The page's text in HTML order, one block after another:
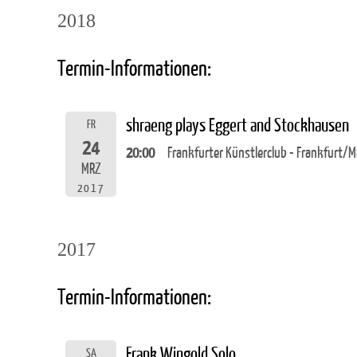
2018
Termin-Informationen:
FR
24
MRZ
2017
shraeng plays Eggert and Stockhausen
20:00 Frankfurter Künstlerclub - Frankfurt/
2017
Termin-Informationen:
SA